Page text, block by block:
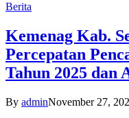
Berita
Kemenag Kab.
Percepatan
Tahun 2025 dan
By adminNovember 27,